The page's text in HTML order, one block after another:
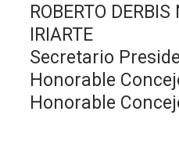
ROBERTO DERBIS
IRIARTE
Secretario
Honorable
Honorable